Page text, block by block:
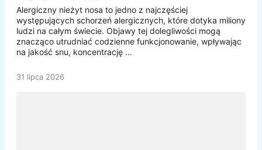
Alergiczny nieżyt nosa to jedno z najczęściej
występujących schorzeń alergicznych, które dotyka miliony
ludzi na całym świecie. Objawy tej dolegliwości mogą
znacząco utrudniać codzienne funkcjonowanie, wpływając
na jakość snu, koncentrację …
31 lipca 2026